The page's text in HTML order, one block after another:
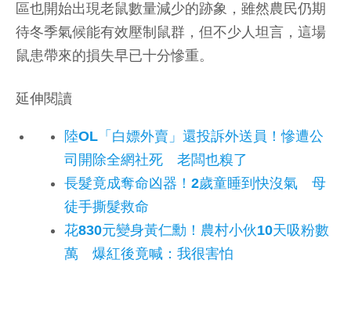
區也開始出現老鼠數量減少的跡象，雖然農民仍期
待冬季氣候能有效壓制鼠群，但不少人坦言，這場
鼠患帶來的損失早已十分慘重。
延伸閱讀
陸OL「白嫖外賣」還投訴外送員！慘遭公
司開除全網社死 老闆也糗了
長髮竟成奪命凶器！2歲童睡到快沒氣 母
徒手撕髮救命
花830元變身黃仁勳！農村小伙10天吸粉數
萬 爆紅後竟喊：我很害怕